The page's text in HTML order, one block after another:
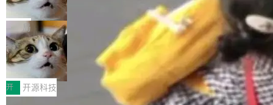
（<a href="https://bugzilla.mozilla.org/show_
bug.cgi?id=204...
orkers 跑了十年 Isolate。用 CEO Matthew Pri
nce 的话说：「我们一生都在用 Isolate 运行代
码，而 AI Agent 不需要容器，它们需要的是 Iso
late。」 容器为什么不合适 容器的问题在于启动
和销毁都太重了。一个 Agent 要执行的任务可能
只需要几毫秒的 CPU 时间，但容器从冷启动到
就绪要花数秒。如果未来有十...
诉讼，称“Apple is getting this wron
g”
上个月，苹果一纸诉状把 OpenAI 告上法庭，指
控其挖角苹果前员工并窃取商业秘密。苹果的诉
状把 OpenAI 描述成一个系统性地从前东家挖
人、套取机密信息的对手。 OpenAI 没发律师
函，也没选择庭外沉默。它在官网贴了一篇博
文，标题只有六个字：Apple is getting this wro
ng。 然后，它把邮件往来和 iMessage 聊天记
局
HUAWEI MatePad Edge上架WorkBu
ddy鸿蒙PC版，说话就能干活的AI办公
搭子
全能AI工作台WorkBuddy鸿蒙PC版上架HUAWE
I MatePad Edge应用市场，直接下载即可使
用，与鸿蒙电脑上的体验一致。值得一提的是，
开 开源科技